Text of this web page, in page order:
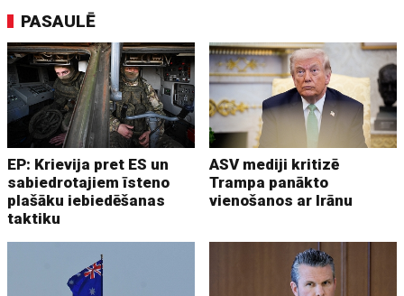
PASAULĒ
EP: Krievija pret ES un
sabiedrotajiem īsteno
plašāku iebiedēšanas
taktiku
ASV mediji kritizē
Trampa panākto
vienošanos ar Irānu